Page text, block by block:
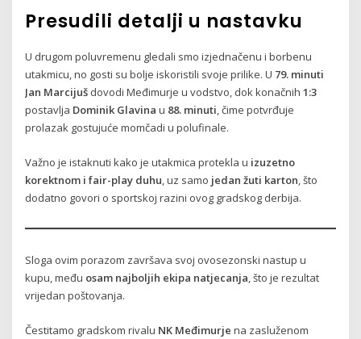
Presudili detalji u nastavku
U drugom poluvremenu gledali smo izjednačenu i borbenu
utakmicu, no gosti su bolje iskoristili svoje prilike. U 79. minuti
Jan Marcijuš dovodi Međimurje u vodstvo, dok konačnih1:3
postavlja Dominik Glavina u 88. minuti, čime potvrđuje
prolazak gostujuće momčadi u polufinale.
Važno je istaknuti kako je utakmica protekla u izuzetno
korektnom i fair-play duhu, uz samo jedan žuti karton, što
dodatno govori o sportskoj razini ovog gradskog derbija.
Sloga ovim porazom završava svoj ovosezonski nastup u
kupu, među osam najboljih ekipa natjecanja, što je rezultat
vrijedan poštovanja.
Čestitamo gradskom rivalu NK Međimurje na zasluženom